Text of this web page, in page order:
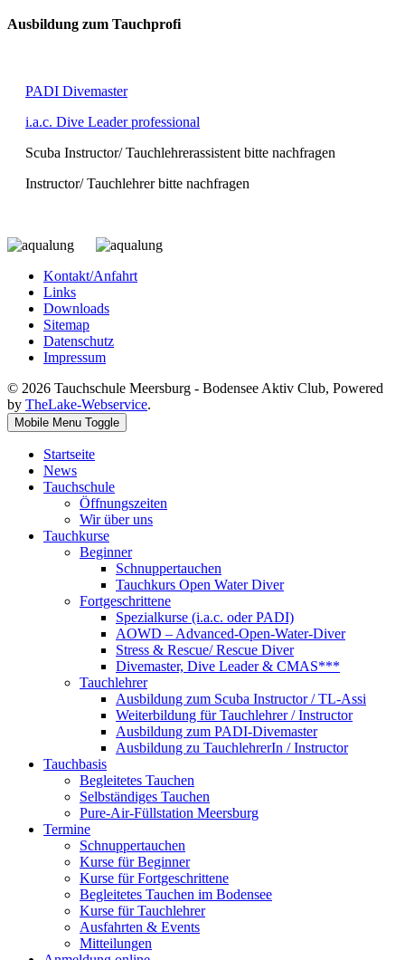
Ausbildung zum Tauchprofi
PADI Divemaster
i.a.c. Dive Leader professional
Scuba Instructor/ Tauchlehrerassistent bitte nachfragen
Instructor/ Tauchlehrer bitte nachfragen
Kontakt/Anfahrt
Links
Downloads
Sitemap
Datenschutz
Impressum
© 2026 Tauchschule Meersburg - Bodensee Aktiv Club, Powered
by TheLake-Webservice.
Mobile Menu Toggle
Startseite
News
Tauchschule
Öffnungszeiten
Wir über uns
Tauchkurse
Beginner
Schnuppertauchen
Tauchkurs Open Water Diver
Fortgeschrittene
Spezialkurse (i.a.c. oder PADI)
AOWD – Advanced-Open-Water-Diver
Stress & Rescue/ Rescue Diver
Divemaster, Dive Leader & CMAS***
Tauchlehrer
Ausbildung zum Scuba Instructor / TL-Assi
Weiterbildung für Tauchlehrer / Instructor
Ausbildung zum PADI-Divemaster
Ausbildung zu TauchlehrerIn / Instructor
Tauchbasis
Begleitetes Tauchen
Selbständiges Tauchen
Pure-Air-Füllstation Meersburg
Termine
Schnuppertauchen
Kurse für Beginner
Kurse für Fortgeschrittene
Begleitetes Tauchen im Bodensee
Kurse für Tauchlehrer
Ausfahrten & Events
Mitteilungen